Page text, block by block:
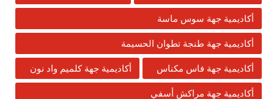
أكاديمية جهة سوس ماسة
أكاديمية جهة طنجة تطوان الحسيمة
أكاديمية جهة فاس مكناس أكاديمية جهة كلميم واد نون
أكاديمية جهة مراكش أسفي